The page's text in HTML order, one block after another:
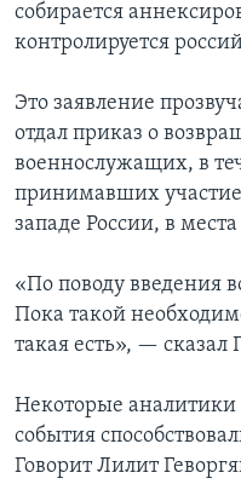
собирается
контролируется
Это заявление
отдал приказ о
военнослужащих, в
принимавших
западе России, в
«По поводу введения
Пока такой
такая есть», — сказал
Некоторые аналитики
события
Говорит Лилит